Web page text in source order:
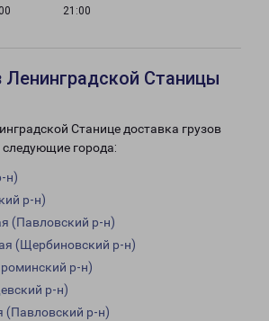
21:00
Ленинградской Станицы
Станице доставка грузов
следующие города:
н)
р-н)
(Павловский р-н)
(Щербиновский р-н)
р-н)
р-н)
(Павловский р-н)